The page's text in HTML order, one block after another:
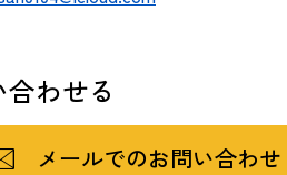
合わせる
メールでのお問い合わせ